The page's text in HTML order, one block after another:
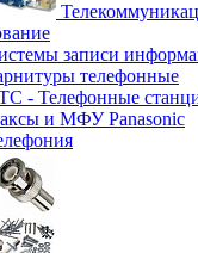
записи
телефонные
- Телефонные
и МФУ Panasonic